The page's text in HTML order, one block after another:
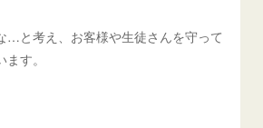
…と考え、お客様や生徒さんを守って
す。